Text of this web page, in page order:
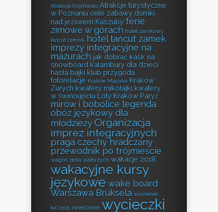
Atrakcje trójmiasto Atrakcje turystyczne
w Poznaniu cele zabawy domki
nad jeziorem Kaszuby ferie
zimowe w górach hotel zamkowy
łańcut cennik hotel łańcut zamek
imprezy integracyjne na
mazurach jak dobrać kask na
snowboard kalambury dla dzieci
hasła bajki klub przygoda
fotorelacje Kraków Majorka Kraków
Zurych kwatery mikołajki kwatery
w świnoujściu Loty Kraków Paryż
mirów i bobolice legenda
obóz językowy dla
młodzieżyOrganizacja
imprez integracyjnych
praga czechy hradczany
przewodnik po trójmieście
wagon złota wałbrzych wakacje 2018
wakacyjne kursy
językowe wake board
Warszawa Bruksela więzienie
łęczyca zwiedzanie wycieczki